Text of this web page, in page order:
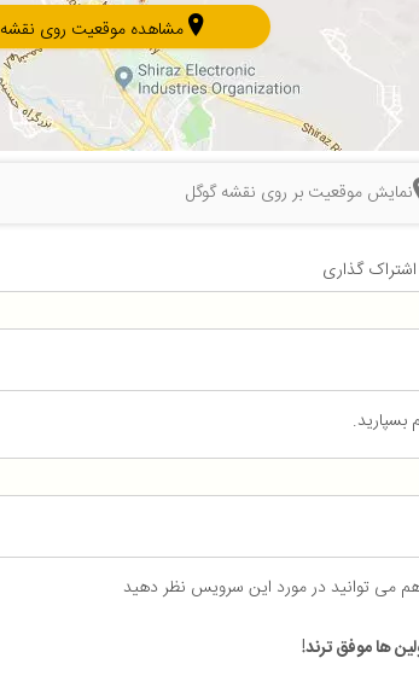
مشاهده موقعیت روی نقشه
نمایش موقعیت بر روی نقشه گوگل
اشتراک گذاری
می توانید در مورد این سرویس نظر دهید
ها موفق ترند!